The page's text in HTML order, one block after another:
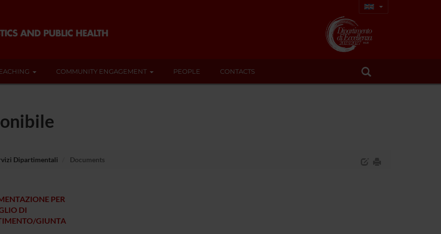
COMMUNITY ENGAGEMENT PEOPLE CONTACTS
Dipartimentali Documents
PER
DI
GIUNTA